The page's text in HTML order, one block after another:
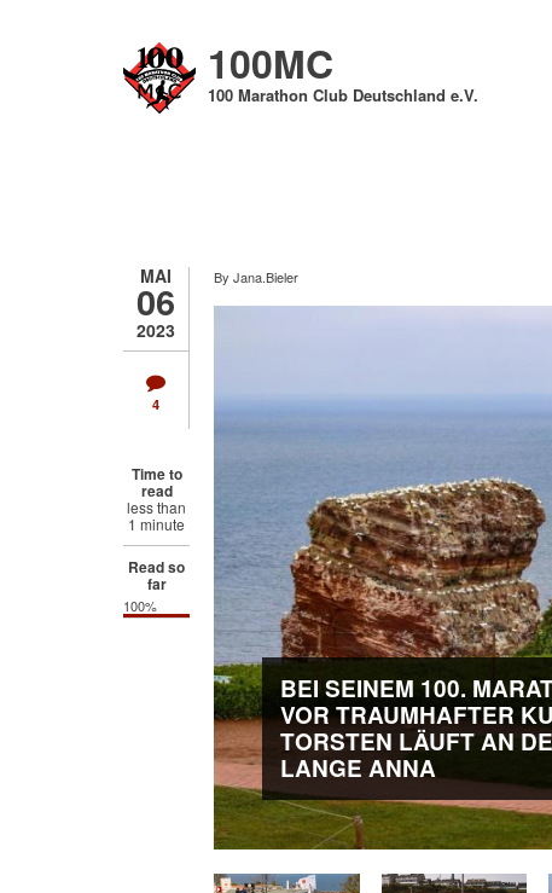
100MC
100 Marathon Club Deutschland e.V.
MAI
06
2023
4
Time to
read
less than
1 minute
Read so
far
100%
By Jana.Bieler
BEI SEINEM 100.
VOR TRAUMHAFTER
TORSTEN LÄUFT AN
LANGE ANNA